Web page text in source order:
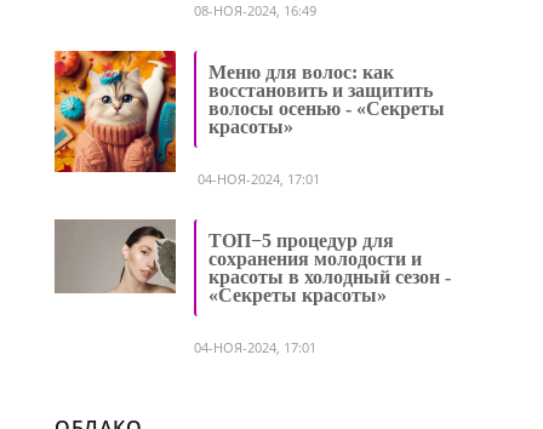
08-НОЯ-2024, 16:49
Меню для волос: как
восстановить и защитить
волосы осенью - «Секреты
красоты»
04-НОЯ-2024, 17:01
ТОП−5 процедур для
сохранения молодости и
красоты в холодный сезон -
«Секреты красоты»
04-НОЯ-2024, 17:01